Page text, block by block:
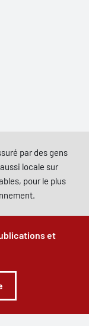
par des gens
locale sur
pour le plus
et